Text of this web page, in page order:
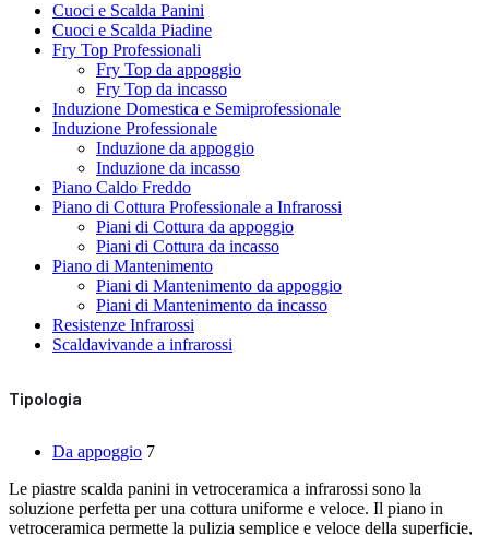
Cuoci e Scalda Panini
Cuoci e Scalda Piadine
Fry Top Professionali
Fry Top da appoggio
Fry Top da incasso
Induzione Domestica e Semiprofessionale
Induzione Professionale
Induzione da appoggio
Induzione da incasso
Piano Caldo Freddo
Piano di Cottura Professionale a Infrarossi
Piani di Cottura da appoggio
Piani di Cottura da incasso
Piano di Mantenimento
Piani di Mantenimento da appoggio
Piani di Mantenimento da incasso
Resistenze Infrarossi
Scaldavivande a infrarossi
Tipologia
Da appoggio 7
Le piastre scalda panini in vetroceramica a infrarossi sono la
soluzione perfetta per una cottura uniforme e veloce. Il piano in
vetroceramica permette la pulizia semplice e veloce della superficie,